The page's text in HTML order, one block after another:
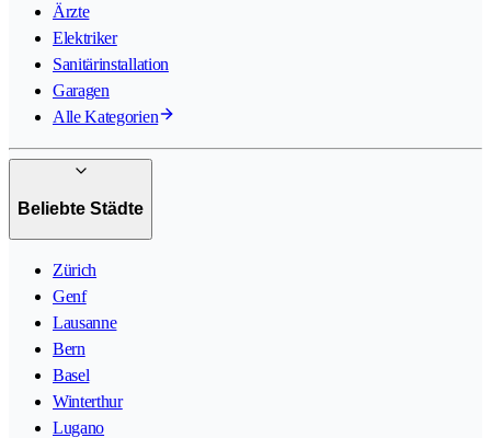
Ärzte
Elektriker
Sanitärinstallation
Garagen
Alle Kategorien
Beliebte Städte
Zürich
Genf
Lausanne
Bern
Basel
Winterthur
Lugano